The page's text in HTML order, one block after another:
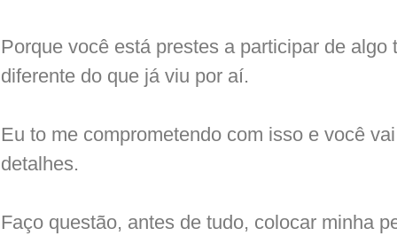
Porque você está prestes a participar de algo
diferente do que já viu por aí.
Eu to me comprometendo com isso e você
detalhes.
Faço questão, antes de tudo, colocar minha